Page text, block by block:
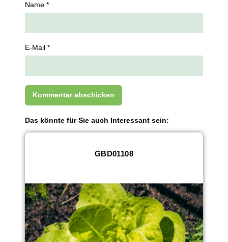
Name *
E-Mail *
Das könnte für Sie auch Interessant sein:
GBD01108